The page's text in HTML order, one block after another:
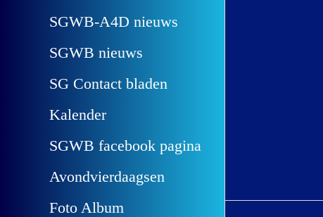
SGWB-A4D nieuws
SGWB nieuws
SG Contact bladen
Kalender
SGWB facebook pagina
Avondvierdaagsen
Foto Album